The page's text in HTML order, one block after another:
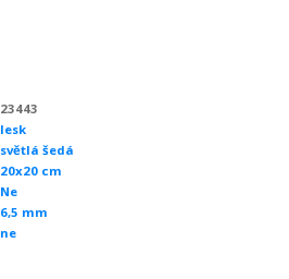
23443
lesk
světlá šedá
20x20 cm
Ne
6,5 mm
ne